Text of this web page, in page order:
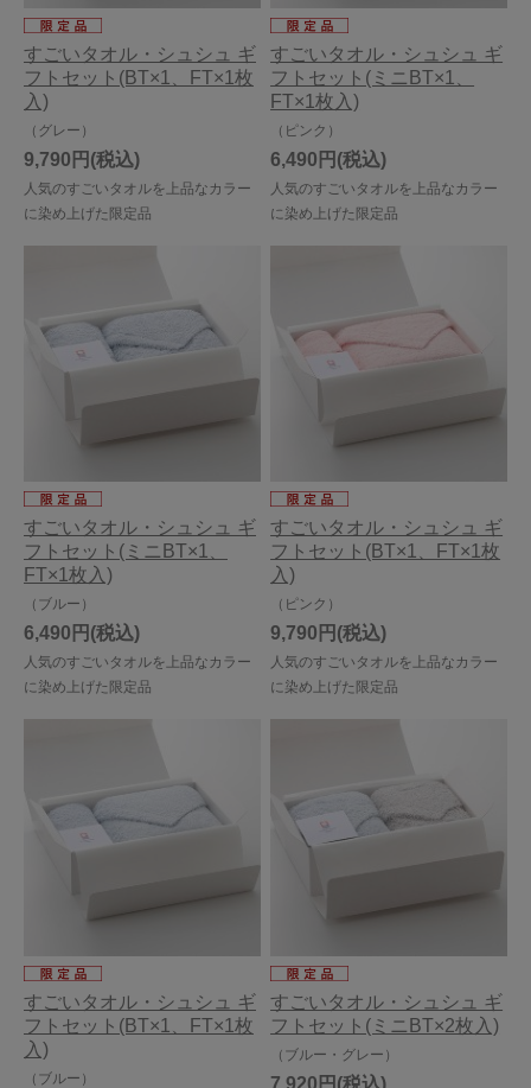
すごいタオル・シュシュ ギ
フトセット(BT×1、FT×1枚
入)
（グレー）
人気のすごいタオルを上品なカラー
に染め上げた限定品
9,790円
すごいタオル・シュシュ ギ
フトセット(ミニBT×1、
FT×1枚入)
（ピンク）
人気のすごいタオルを上品なカラー
に染め上げた限定品
6,490円
すごいタオル・シュシュ ギ
フトセット(ミニBT×1、
FT×1枚入)
（ブルー）
人気のすごいタオルを上品なカラー
に染め上げた限定品
6,490円
すごいタオル・シュシュ ギ
フトセット(BT×1、FT×1枚
入)
（ピンク）
人気のすごいタオルを上品なカラー
に染め上げた限定品
9,790円
すごいタオル・シュシュ ギ
フトセット(BT×1、FT×1枚
入)
（ブルー）
すごいタオル・シュシュ ギ
フトセット(ミニBT×2枚入)
（ブルー・グレー）